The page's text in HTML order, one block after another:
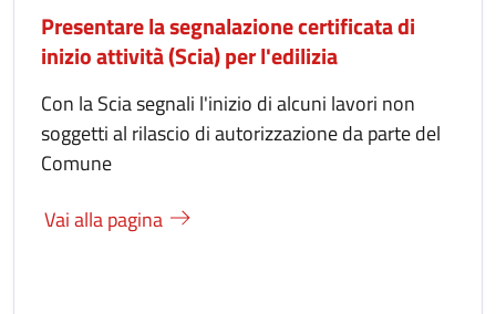
Presentare la segnalazione certificata di
inizio attività (Scia) per l'edilizia
Con la Scia segnali l'inizio di alcuni lavori non
soggetti al rilascio di autorizzazione da parte del
Comune
Vai alla pagina